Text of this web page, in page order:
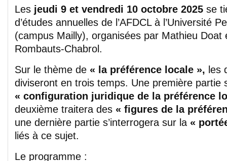
Les jeudi 9 et vendredi 10 octobre 2025 se
d’études annuelles de l’AFDCL à l’Université
(campus Mailly), organisées par Mathieu Doat
Rombauts-Chabrol.
Sur le thème de « la préférence locale », les
diviseront en trois temps. Une première partie
« configuration juridique de la préférence
deuxième traitera des « figures de la
une dernière partie s’interrogera sur la «
liés à ce sujet.
Le programme :